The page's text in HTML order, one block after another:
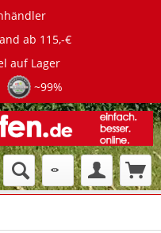
ab 115,-€
auf Lager
~99%